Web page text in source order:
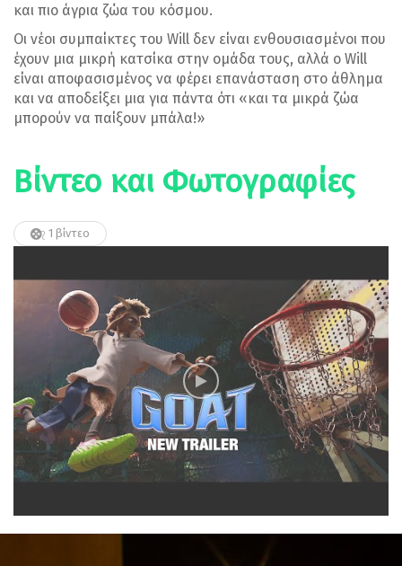
και πιο άγρια ζώα του κόσμου.
Οι νέοι συμπαίκτες του Will δεν είναι ενθουσιασμένοι που
έχουν μια μικρή κατσίκα στην ομάδα τους, αλλά ο Will
είναι αποφασισμένος να φέρει επανάσταση στο άθλημα
και να αποδείξει μια για πάντα ότι «και τα μικρά ζώα
μπορούν να παίξουν μπάλα!»
Βίντεο και Φωτογραφίες
1 βίντεο